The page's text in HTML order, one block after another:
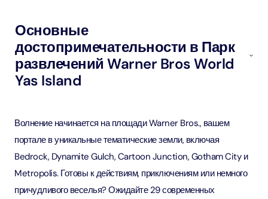
Основные
достопримечательности в Парк
развлечений Warner Bros World
Yas Island
Волнение начинается на площади Warner Bros., вашем
портале в уникальные тематические земли, включая
Bedrock, Dynamite Gulch, Cartoon Junction, Gotham City и
Metropolis. Готовы к действиям, приключениям или немного
причудливого веселья? Ожидайте 29 современных